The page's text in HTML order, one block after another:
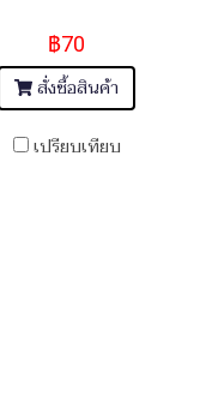
฿70
สั่งซื้อสินค้า
เปรียบเทียบ